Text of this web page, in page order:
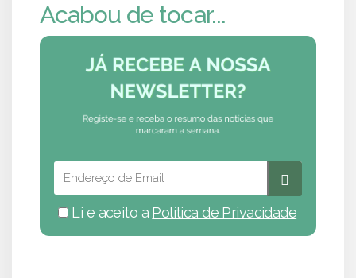
Acabou de tocar...
Li e aceito a Política de Privacidade